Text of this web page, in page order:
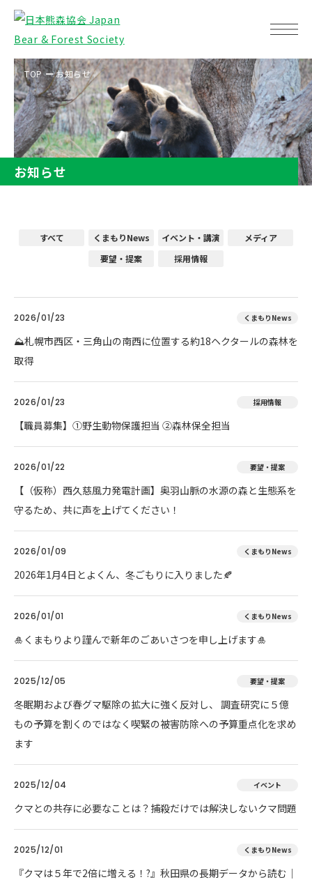
TOP お知らせ
お知らせ
すべて くまもりNews イベント・講演
メディア
要望・提案
採用情報
2026/01/23 くまもりNews
⛰️札幌市西区・三角山の南西に位置する約18ヘクタールの森林を
取得
2026/01/23 採用情報
【職員募集】①野生動物保護担当 ②森林保全担当
2026/01/22 要望・提案
【（仮称）西久慈風力発電計画】奥羽山脈の水源の森と生態系を
守るため、共に声を上げてください！
2026/01/09 くまもりNews
2026年1月4日とよくん、冬ごもりに入りました🍂
2026/01/01 くまもりNews
🎍くまもりより謹んで新年のごあいさつを申し上げます🎍
2025/12/05 要望・提案
冬眠期および春グマ駆除の拡大に強く反対し、 調査研究に５億
もの予算を割くのではなく喫緊の被害防除への予算重点化を求め
ます
2025/12/04 イベント
クマとの共存に必要なことは？捕殺だけでは解決しないクマ問題
2025/12/01 くまもりNews
『クマは５年で2倍に増える！?』秋田県の長期データから読む｜